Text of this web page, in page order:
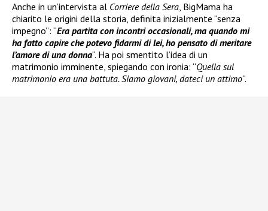
Anche in un’intervista al Corriere della Sera, BigMama ha
chiarito le origini della storia, definita inizialmente “senza
impegno”: “Era partita con incontri occasionali, ma quando mi
ha fatto capire che potevo fidarmi di lei, ho pensato di meritare
l’amore di una donna“. Ha poi smentito l’idea di un
matrimonio imminente, spiegando con ironia: “Quella sul
matrimonio era una battuta. Siamo giovani, dateci un attimo“.